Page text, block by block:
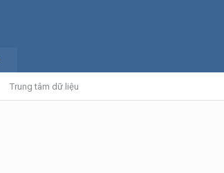
Trung tâm dữ liệu